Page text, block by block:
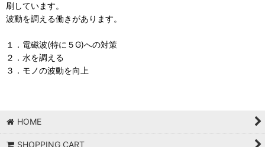
刷しています。
波動を調える働きがあります。
１．電磁波(特に５G)への対策
２．水を調える
３．モノの波動を向上
HOME
SHOPPING CART